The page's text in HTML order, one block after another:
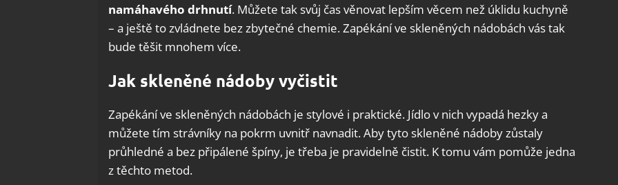
namáhavého drhnutí. Můžete tak svůj čas věnovat lepším věcem než úklidu kuchyně
– a ještě to zvládnete bez zbytečné chemie. Zapékání ve skleněných nádobách vás tak
bude těšit mnohem více.
Jak skleněné nádoby vyčistit
Zapékání ve skleněných nádobách je stylové i praktické. Jídlo v nich vypadá hezky a
můžete tím strávníky na pokrm uvnitř navnadit. Aby tyto skleněné nádoby zůstaly
průhledné a bez připálené špíny, je třeba je pravidelně čistit. K tomu vám pomůže jedna
z těchto metod.